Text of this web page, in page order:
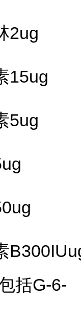
2ug
15ug
5ug
括G-6-